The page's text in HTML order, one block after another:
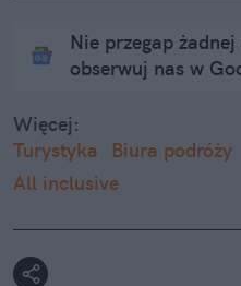
Nie przegap
obserwuj nas w
Więcej:
Turystyka
Biura podróży
All inclusive